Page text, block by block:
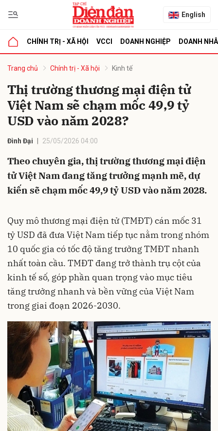
English
CHÍNH TRỊ - XÃ HỘI VCCI DOANH NGHIỆP DOANH
Trang chủ Chính trị - Xã hội Kinh tế
Thị trường thương mại điện tử
Việt Nam sẽ chạm mốc 49,9 tỷ
USD vào năm 2028?
Đình Đại 25/05/2026 04:00
Theo chuyên gia, thị trường thương mại điện
tử Việt Nam đang tăng trưởng mạnh mẽ, dự
kiến sẽ chạm mốc 49,9 tỷ USD vào năm 2028.
Quy mô thương mại điện tử (TMĐT) cán mốc 31
tỷ USD đã đưa Việt Nam tiếp tục nằm trong nhóm
10 quốc gia có tốc độ tăng trưởng TMĐT nhanh
nhất toàn cầu. TMĐT đang trở thành trụ cột của
kinh tế số, góp phần quan trọng vào mục tiêu
tăng trưởng nhanh và bền vững của Việt Nam
trong giai đoạn 2026-2030.
luận
Hủy